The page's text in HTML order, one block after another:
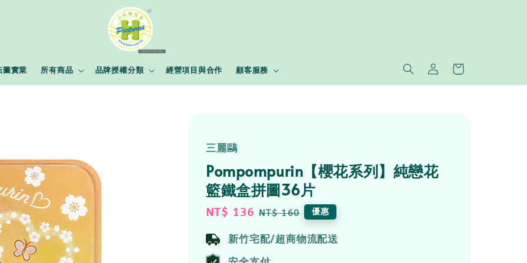
圖實業 所有商品 品牌授權分類 經營項目與合作 顧客服務
三麗鷗
Pompompurin【櫻花系列】純戀花
籃鐵盒拼圖36片
Sale
NT$ 136 Regular
NT$ 160 優惠
新竹宅配/超商物流配送